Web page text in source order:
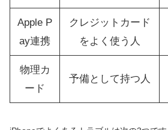
Apple P
ay連携
クレジットカード
をよく使う人
物理カ
ード
予備として持つ人